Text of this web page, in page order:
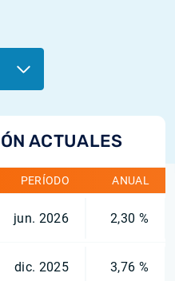
ACTUALES
PERÍODO ANUAL
jun. 2026 2,30 %
dic. 2025 3,76 %